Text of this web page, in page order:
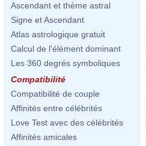
Ascendant et thème astral
Signe et Ascendant
Atlas astrologique gratuit
Calcul de l'élément dominant
Les 360 degrés symboliques
Compatibilité
Compatibilité de couple
Affinités entre célébrités
Love Test avec des célébrités
Affinités amicales